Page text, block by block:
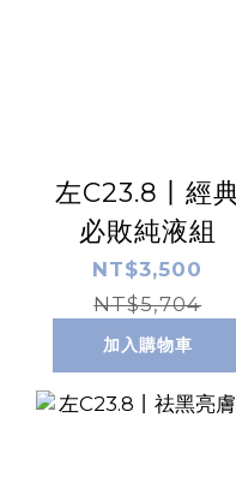
左C23.8丨經
必敗純液組
NT$3,500
NT$5,704
加入購物車